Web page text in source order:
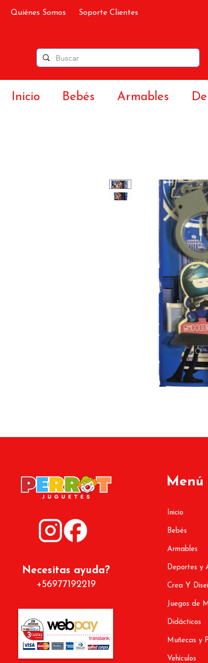
Quiénes Somos Soporte Clientes
Inicio Bebés Armables
Necesitas ayuda?
+56977192219
Menú
Inicio
Bebés
Armables
Deportes y
Crea Y
Juegos de
Didácticos
Muñecas y
Vehículos